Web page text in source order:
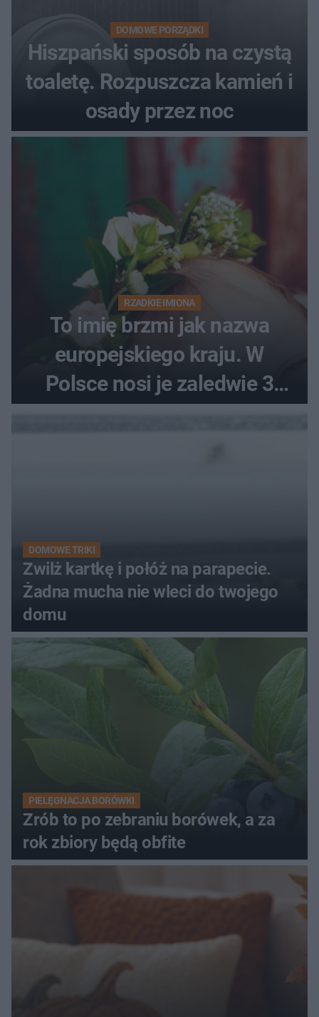
DOMOWE PORZĄDKI
Hiszpański sposób na czystą
toaletę. Rozpuszcza kamień i
osady przez noc
RZADKIE IMIONA
To imię brzmi jak nazwa
europejskiego kraju. W
Polsce nosi je zaledwie 3
DOMOWE TRIKI
Zwilż kartkę i połóż na parapecie.
Żadna mucha nie wleci do twojego
domu
PIELĘGNACJA BORÓWKI
Zrób to po zebraniu borówek, a za
rok zbiory będą obfite